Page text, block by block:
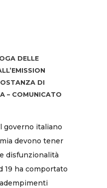
DELLE
DI
– COMUNICATO
governo italiano
devono tener
disfunzionalità
19 ha comportato